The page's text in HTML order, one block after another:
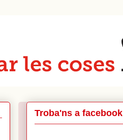
Troba'ns a facebook